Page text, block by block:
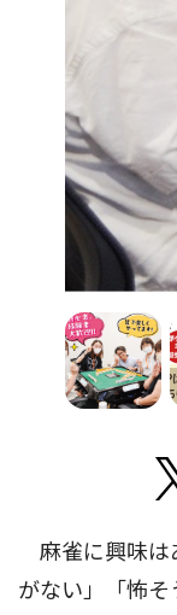
麻雀に興味は
がない」「怖